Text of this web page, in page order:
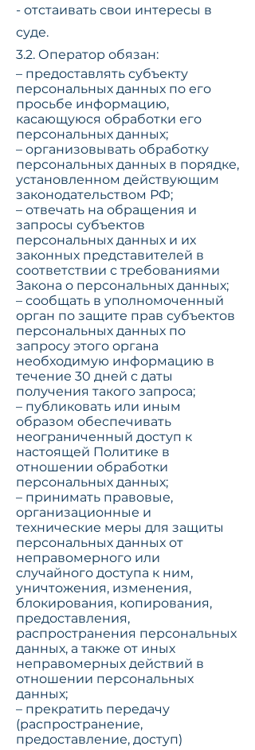
- отстаивать свои интересы в
суде.
3.2. Оператор обязан:
– предоставлять субъекту
персональных данных по его
просьбе информацию,
касающуюся обработки его
персональных данных;
– организовывать обработку
персональных данных в порядке,
установленном действующим
законодательством РФ;
– отвечать на обращения и
запросы субъектов
персональных данных и их
законных представителей в
соответствии с требованиями
Закона о персональных данных;
– сообщать в уполномоченный
орган по защите прав субъектов
персональных данных по
запросу этого органа
необходимую информацию в
течение 30 дней с даты
получения такого запроса;
– публиковать или иным
образом обеспечивать
неограниченный доступ к
настоящей Политике в
отношении обработки
персональных данных;
– принимать правовые,
организационные и
технические меры для защиты
персональных данных от
неправомерного или
случайного доступа к ним,
уничтожения, изменения,
блокирования, копирования,
предоставления,
распространения персональных
данных, а также от иных
неправомерных действий в
отношении персональных
данных;
– прекратить передачу
(распространение,
предоставление, доступ)